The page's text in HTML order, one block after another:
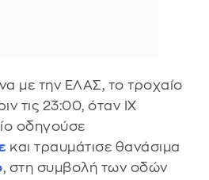
με την ΕΛΑΣ, το τροχαίο
τις 23:00, όταν ΙΧ
οδηγούσε
και τραυμάτισε θανάσιμα
, στη συμβολή των οδών